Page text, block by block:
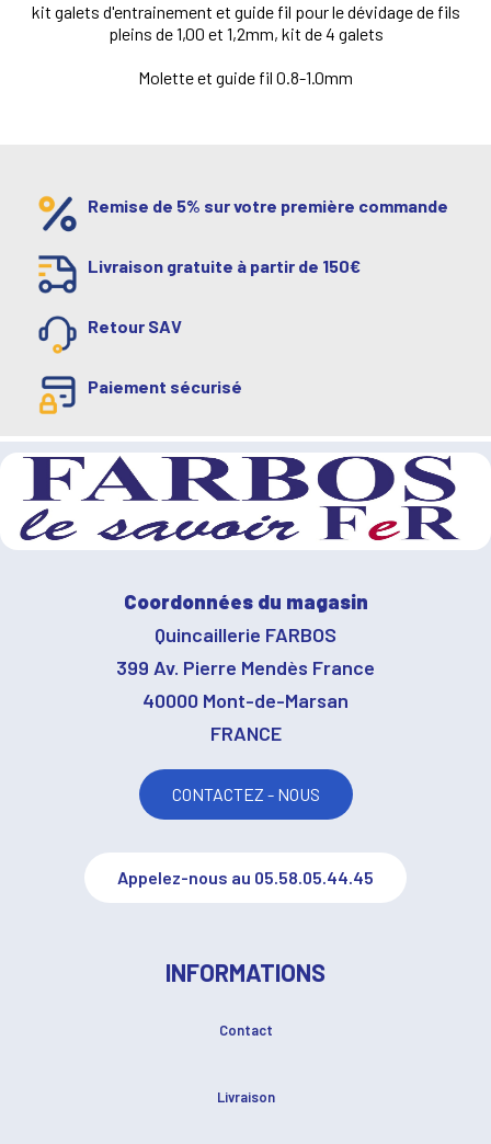
kit galets d'entrainement et guide fil pour le dévidage de fils
pleins de 1,00 et 1,2mm, kit de 4 galets
Molette et guide fil 0.8-1.0mm
Remise de 5% sur votre première commande
Livraison gratuite à partir de 150€
Retour SAV
Paiement sécurisé
Coordonnées du magasin
Quincaillerie FARBOS
399 Av. Pierre Mendès France
40000 Mont-de-Marsan
FRANCE
CONTACTEZ - NOUS
Appelez-nous au 05.58.05.44.45
INFORMATIONS
Contact
Livraison